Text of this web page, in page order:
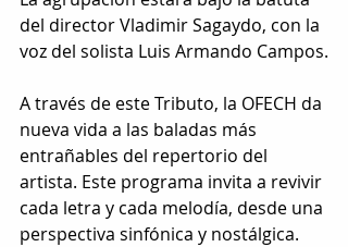
del director Vladimir Sagaydo, con la
voz del solista Luis Armando Campos.
A través de este Tributo, la OFECH da
nueva vida a las baladas más
entrañables del repertorio del
artista. Este programa invita a revivir
cada letra y cada melodía, desde una
perspectiva sinfónica y nostálgica.